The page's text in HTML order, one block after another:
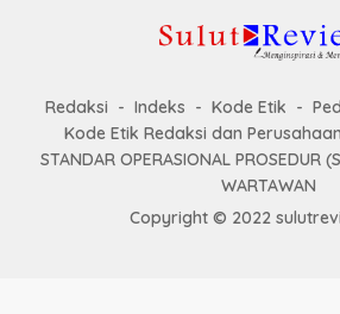
Redaksi Indeks Kode Etik
Kode Etik Redaksi dan Perusahaan
STANDAR OPERASIONAL PROSEDUR
WARTAWAN
Copyright © 2022